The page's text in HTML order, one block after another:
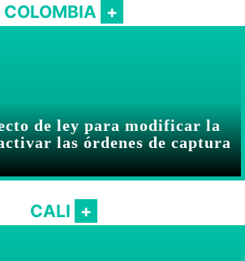
COLOMBIA
de ley para modificar la
las órdenes de captura
CALI